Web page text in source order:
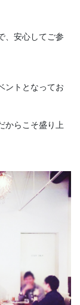
、安心してご参
ントとなってお
からこそ盛り上